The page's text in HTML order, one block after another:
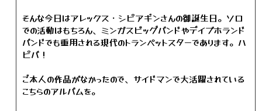
そんな今日はアレックス・シピアギンさんの御誕生日。ソロ
での活動はもちろん、ミンガスビッグバンドやデイブホランド
バンドでも重用される現代のトランペットスターであります。ハ
ピバ！
ご本人の作品がなかったので、サイドマンで大活躍されている
こちらのアルバムを。